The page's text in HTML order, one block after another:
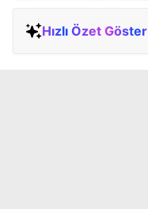
Hızlı Özet Göster